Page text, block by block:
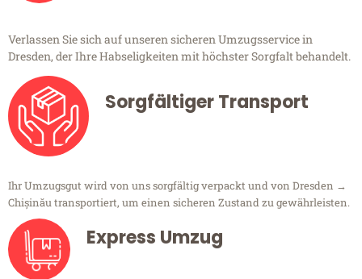
Verlassen Sie sich auf unseren sicheren Umzugsservice in
Dresden, der Ihre Habseligkeiten mit höchster Sorgfalt behandelt.
Sorgfältiger Transport
Ihr Umzugsgut wird von uns sorgfältig verpackt und von Dresden →
Chișinău transportiert, um einen sicheren Zustand zu gewährleisten.
Express Umzug